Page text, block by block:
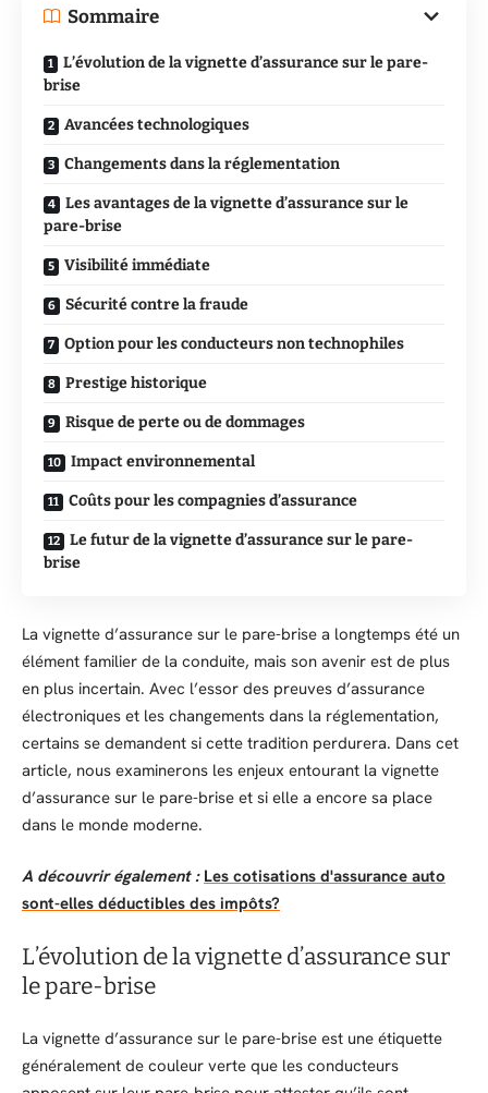
Sommaire
L’évolution de la vignette d’assurance sur le pare-
brise
Avancées technologiques
Changements dans la réglementation
Les avantages de la vignette d’assurance sur le
pare-brise
Visibilité immédiate
Sécurité contre la fraude
Option pour les conducteurs non technophiles
Prestige historique
Risque de perte ou de dommages
Impact environnemental
Coûts pour les compagnies d’assurance
Le futur de la vignette d’assurance sur le pare-
brise
La vignette d’assurance sur le pare-brise a longtemps été un
élément familier de la conduite, mais son avenir est de plus
en plus incertain. Avec l’essor des preuves d’assurance
électroniques et les changements dans la réglementation,
certains se demandent si cette tradition perdurera. Dans cet
article, nous examinerons les enjeux entourant la vignette
d’assurance sur le pare-brise et si elle a encore sa place
dans le monde moderne.
A découvrir également : Les cotisations d'assurance auto
sont-elles déductibles des impôts?
L’évolution de la vignette d’assurance sur
le pare-brise
La vignette d’assurance sur le pare-brise est une étiquette
généralement de couleur verte que les conducteurs